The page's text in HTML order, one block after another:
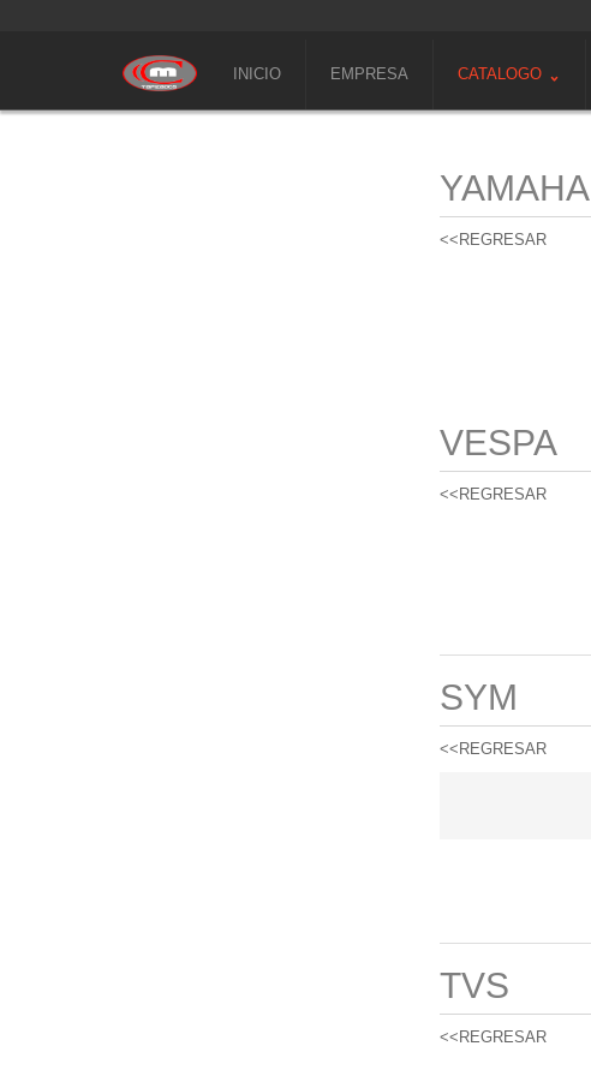
INICIO EMPRESA CATALOGO
YAMAHA
<<REGRESAR
VESPA
<<REGRESAR
SYM
<<REGRESAR
TVS
<<REGRESAR